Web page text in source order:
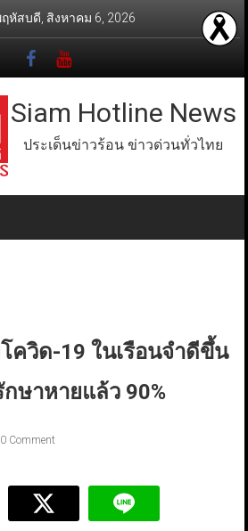
หัสบดี, สิงหาคม 6, 2026
Siam Hotline News
ประเด็นข่าวร้อน ข่าวด่วนทั่วไทย
ควิด-19 ในเรือนจำดีขึ้น
ษาหายแล้ว 90%
0 Comment